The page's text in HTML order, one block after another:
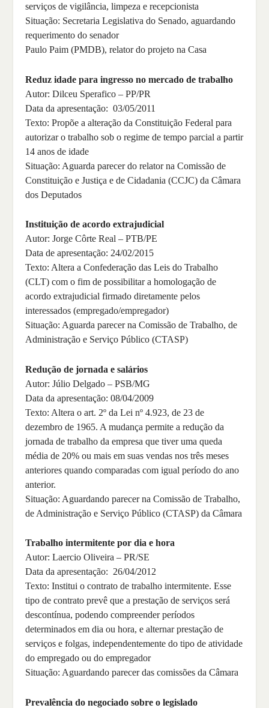
serviços de vigilância, limpeza e recepcionista
Situação: Secretaria Legislativa do Senado, aguardando
requerimento do senador
Paulo Paim (PMDB), relator do projeto na Casa
Reduz idade para ingresso no mercado de trabalho
Autor: Dilceu Sperafico – PP/PR
Data da apresentação: 03/05/2011
Texto: Propõe a alteração da Constituição Federal para
autorizar o trabalho sob o regime de tempo parcial a partir
14 anos de idade
Situação: Aguarda parecer do relator na Comissão de
Constituição e Justiça e de Cidadania (CCJC) da Câmara
dos Deputados
Instituição de acordo extrajudicial
Autor: Jorge Côrte Real – PTB/PE
Data de apresentação: 24/02/2015
Texto: Altera a Confederação das Leis do Trabalho
(CLT) com o fim de possibilitar a homologação de
acordo extrajudicial firmado diretamente pelos
interessados (empregado/empregador)
Situação: Aguarda parecer na Comissão de Trabalho, de
Administração e Serviço Público (CTASP)
Redução de jornada e salários
Autor: Júlio Delgado – PSB/MG
Data da apresentação: 08/04/2009
Texto: Altera o art. 2º da Lei nº 4.923, de 23 de
dezembro de 1965. A mudança permite a redução da
jornada de trabalho da empresa que tiver uma queda
média de 20% ou mais em suas vendas nos três meses
anteriores quando comparadas com igual período do ano
anterior.
Situação: Aguardando parecer na Comissão de Trabalho,
de Administração e Serviço Público (CTASP) da Câmara
Trabalho intermitente por dia e hora
Autor: Laercio Oliveira – PR/SE
Data da apresentação: 26/04/2012
Texto: Institui o contrato de trabalho intermitente. Esse
tipo de contrato prevê que a prestação de serviços será
descontínua, podendo compreender períodos
determinados em dia ou hora, e alternar prestação de
serviços e folgas, independentemente do tipo de atividade
do empregado ou do empregador
Situação: Aguardando parecer das comissões da Câmara
Prevalência do negociado sobre o legislado